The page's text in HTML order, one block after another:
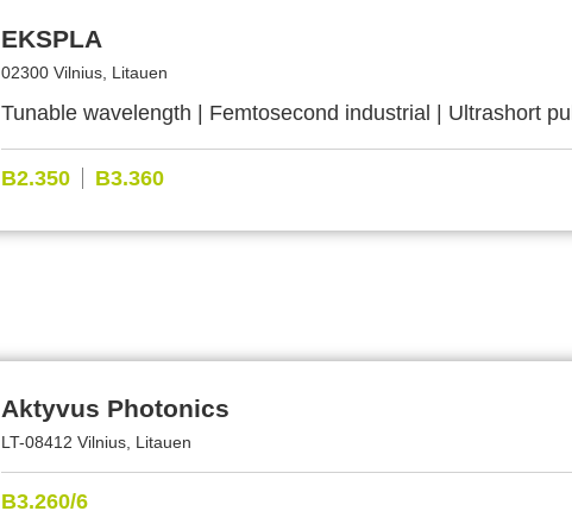
EKSPLA
02300 Vilnius, Litauen
Tunable wavelength | Femtosecond industrial | Ultrashort
B2.350 B3.360
Aktyvus Photonics
LT-08412 Vilnius, Litauen
B3.260/6